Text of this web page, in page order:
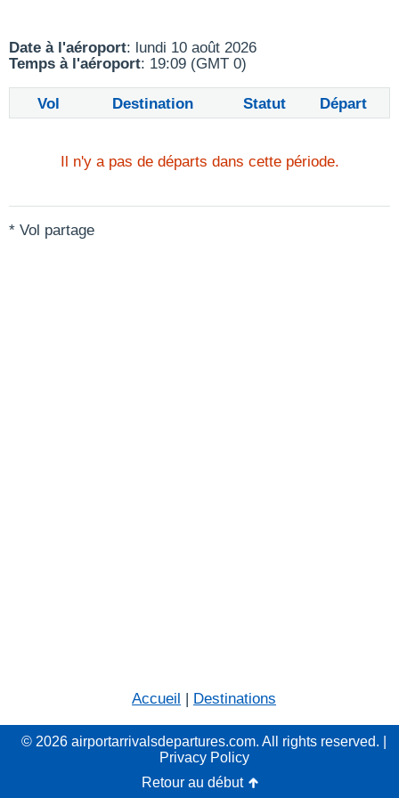
Date à l'aéroport: lundi 10 août 2026
Temps à l'aéroport: 19:09 (GMT 0)
Vol Destination Statut Départ
Il n'y a pas de départs dans cette période.
* Vol partage
Accueil | Destinations
© 2026 airportarrivalsdepartures.com. All rights reserved. |
Privacy Policy
Retour au début